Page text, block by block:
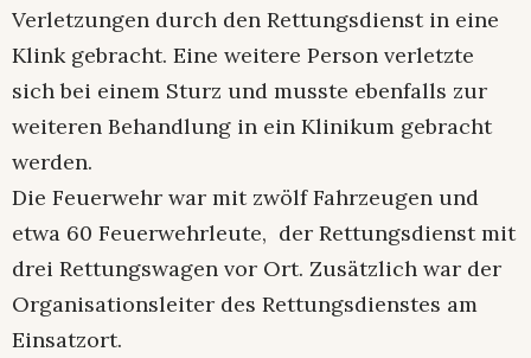
Verletzungen durch den Rettungsdienst in eine
Klink gebracht. Eine weitere Person verletzte
sich bei einem Sturz und musste ebenfalls zur
weiteren Behandlung in ein Klinikum gebracht
werden.
Die Feuerwehr war mit zwölf Fahrzeugen und
etwa 60 Feuerwehrleute, der Rettungsdienst mit
drei Rettungswagen vor Ort. Zusätzlich war der
Organisationsleiter des Rettungsdienstes am
Einsatzort.